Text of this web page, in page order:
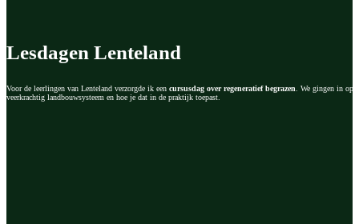
Lesdagen Lenteland
Voor de leerlingen van Lenteland verzorgde ik een cursusdag over regeneratief begrazen . We gingen in op
veerkrachtig landbouwsysteem en hoe je dat in de praktijk toepast.